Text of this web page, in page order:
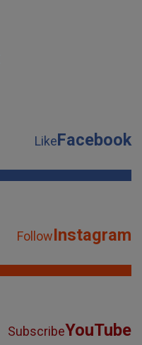
LikeFacebook
FollowInstagram
SubscribeYouTube